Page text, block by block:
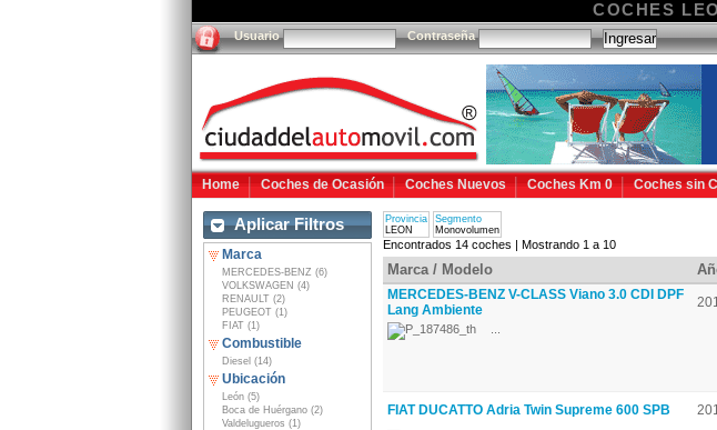
COCHES
Usuario Contraseña
Home Coches de Ocasión Coches Nuevos Coches Km 0 Coches sin
Aplicar Filtros
Marca
MERCEDES-BENZ (6)
VOLKSWAGEN (4)
RENAULT (2)
PEUGEOT (1)
FIAT (1)
Combustible
Diesel (14)
Ubicación
León (5)
Boca de Huérgano (2)
Valdelugueros (1)
Provincia
LEON
Segmento
Monovolumen
Encontrados 14 coches | Mostrando 1 a 10
Marca / Modelo
MERCEDES-BENZ V-CLASS Viano 3.0 CDI DPF
Lang Ambiente
FIAT DUCATTO Adria Twin Supreme 600 SPB